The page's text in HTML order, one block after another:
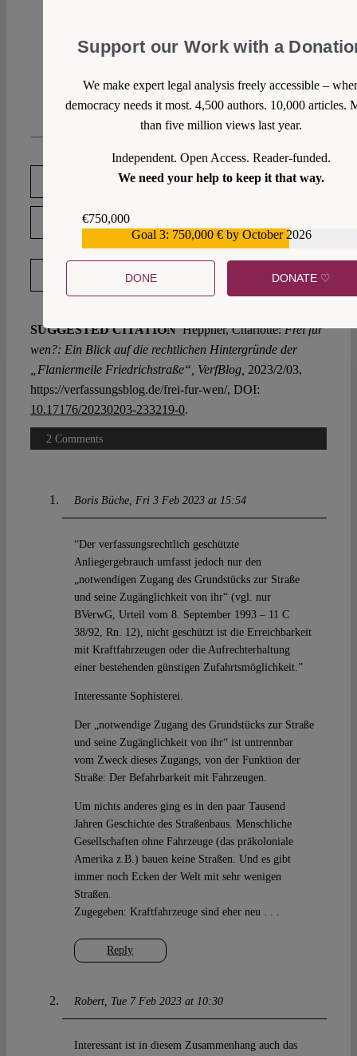
DOWNLOAD PDF
LICENSED UNDER CC BY-SA 4.0
EXPORT METADATA
SUGGESTED CITATIONHeppner, Charlotte:Frei für
wen?: Ein Blick auf die rechtlichen Hintergründe der
„Flaniermeile Friedrichstraße“, VerfBlog, 2023/2/03,
https://verfassungsblog.de/frei-fur-wen/, DOI:
10.17176/20230203-233219-0.
2 Comments
Boris Büche Fri 3 Feb 2023 at 15:54
Reply
“Der verfassungsrechtlich geschützte
Anliegergebrauch umfasst jedoch nur den
„notwendigen Zugang des Grundstücks zur Straße
und seine Zugänglichkeit von ihr“ (vgl. nur
BVerwG, Urteil vom 8. September 1993 – 11 C
38/92, Rn. 12), nicht geschützt ist die Erreichbarkeit
mit Kraftfahrzeugen oder die Aufrechterhaltung
einer bestehenden günstigen Zufahrtsmöglichkeit.”
Interessante Sophisterei.
Der „notwendige Zugang des Grundstücks zur Straße
und seine Zugänglichkeit von ihr“ ist untrennbar
vom Zweck dieses Zugangs, von der Funktion der
Straße: Der Befahrbarkeit mit Fahrzeugen.
Um nichts anderes ging es in den paar Tausend
Jahren Geschichte des Straßenbaus. Menschliche
Gesellschaften ohne Fahrzeuge (das präkoloniale
Amerika z.B.) bauen keine Straßen. Und es gibt
immer noch Ecken der Welt mit sehr wenigen
Straßen.
Zugegeben: Kraftfahrzeuge sind eher neu . . .
Robert Tue 7 Feb 2023 at 10:30
Interessant ist in diesem Zusammenhang auch das
Support our Work with a
We make expert legal analysis freely accessible –
democracy needs it most. 4,500 authors. 10,000 articles.
than five million views last year.
Independent. Open Access. Reader-funded.
We need your help to keep it that way.
€750,000
Goal 3: 750,000 € by October 2026
DONE DONATE ♡